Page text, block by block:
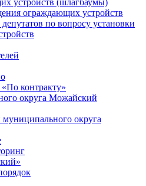
ограждающих устройств
по вопросу установки
контракту»
округа Можайский
муниципального округа